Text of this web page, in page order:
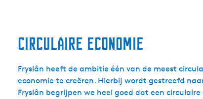
Circulaire economie
Fryslân heeft de ambitie één van de meest
economie te creëren. Hierbij wordt gestreefd
Fryslân begrijpen we heel goed dat een